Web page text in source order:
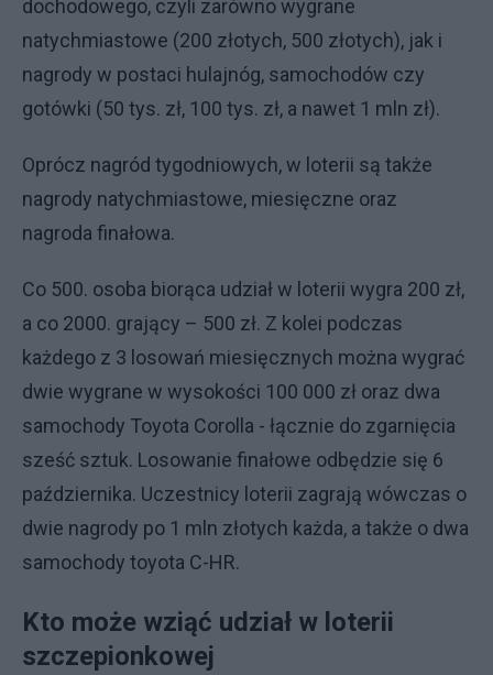
dochodowego, czyli zarówno wygrane
natychmiastowe (200 złotych, 500 złotych), jak i
nagrody w postaci hulajnóg, samochodów czy
gotówki (50 tys. zł, 100 tys. zł, a nawet 1 mln zł).
Oprócz nagród tygodniowych, w loterii są także
nagrody natychmiastowe, miesięczne oraz
nagroda finałowa.
Co 500. osoba biorąca udział w loterii wygra 200 zł,
a co 2000. grający – 500 zł. Z kolei podczas
każdego z 3 losowań miesięcznych można wygrać
dwie wygrane w wysokości 100 000 zł oraz dwa
samochody Toyota Corolla - łącznie do zgarnięcia
sześć sztuk. Losowanie finałowe odbędzie się 6
października. Uczestnicy loterii zagrają wówczas o
dwie nagrody po 1 mln złotych każda, a także o dwa
samochody toyota C-HR.
Kto może wziąć udział w loterii
szczepionkowej